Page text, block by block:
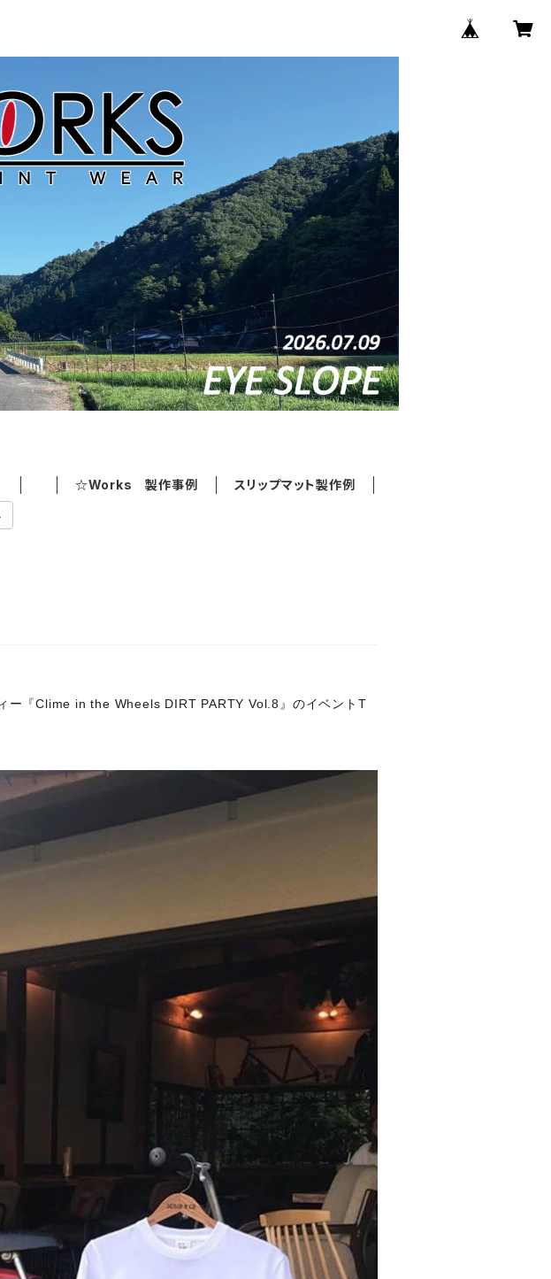
☆Works 製作事例 スリップマット製作例
ー『Clime in the Wheels DIRT PARTY Vol.8』のイベントT